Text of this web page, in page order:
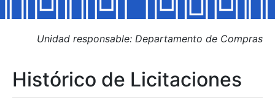
Mostrar/Ocultar
Mostrar/Ocultar
Unidad responsable: Departamento de Compras
Histórico de Licitaciones